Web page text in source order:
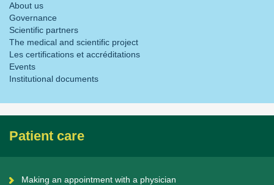
About us
Governance
Scientific partners
The medical and scientific project
Les certifications et accréditations
Events
Institutional documents
Patient care
Making an appointment with a physician